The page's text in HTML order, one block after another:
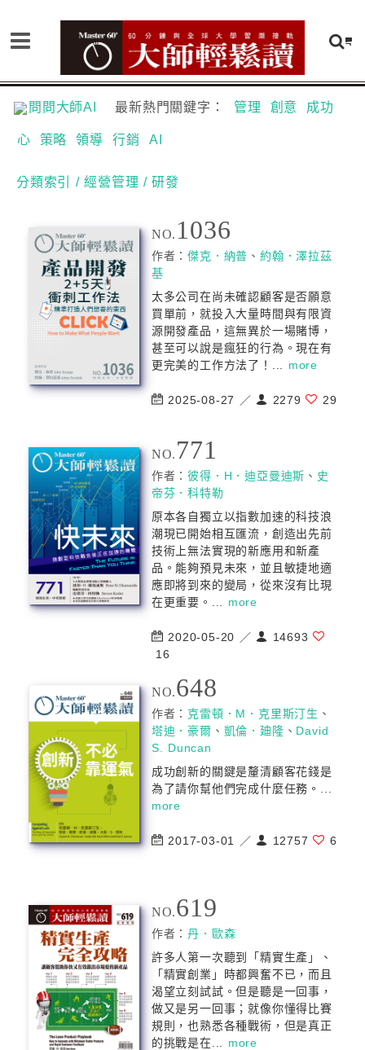
問問大師AI 最新熱門關鍵字： 管理 創意 成功
心 策略 領導 行銷 AI
分類索引 / 經營管理 / 研發
NO. 1036
作者：傑克．納普 、約翰．澤拉茲
基
太多公司在尚未確認顧客是否願意
買單前，就投入大量時間與有限資
源開發產品，這無異於一場賭博，
甚至可以說是瘋狂的行為。現在有
更完美的工作方法了！... more
2025-08-27 ／ 2279 29
NO. 771
作者：彼得．H．迪亞曼迪斯 、 史
帝芬．科特勒
原本各自獨立以指數加速的科技浪
潮現已開始相互匯流，創造出先前
技術上無法實現的新應用和新產
品。能夠預見未來，並且敏捷地適
應即將到來的變局，從來沒有比現
在更重要。... more
2020-05-20 ／
14693
16
NO.648
作者： 克雷頓．M．克里斯汀生 、
塔迪．豪爾 、 凱倫．廸隆 、 David
S. Duncan
成功創新的關鍵是釐清顧客花錢是
為了請你幫他們完成什麼任務。...
more
2017-03-01 ／ 12757 6
NO.619
作者：丹．歐森
許多人第一次聽到「精實生產」、
「精實創業」時都興奮不已，而且
渴望立刻試試。但是聽是一回事，
做又是另一回事；就像你懂得比賽
規則，也熟悉各種戰術，但是真正
的挑戰是在... more